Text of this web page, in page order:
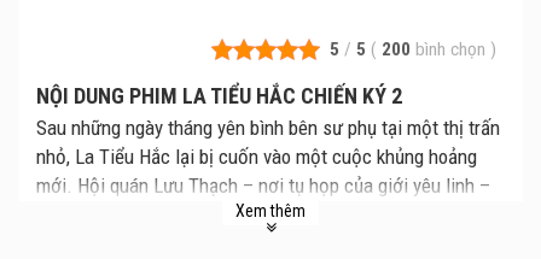
5 / 5 ( 200 bình chọn )
NỘI DUNG PHIM LA TIỂU HẮC CHIẾN KÝ 2
Sau những ngày tháng yên bình bên sư phụ tại một thị trấn
nhỏ, La Tiểu Hắc lại bị cuốn vào một cuộc khủng hoảng
mới. Hội quán Lưu Thạch – nơi tụ họp của giới yêu linh –
bất ngờ bị tấn công, phá vỡ sự cân bằng hòa bình giữa thế
Xem thêm